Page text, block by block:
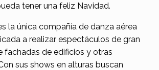
tener una feliz Navidad.
la única compañía de danza aérea
a realizar espectáculos de gran
fachadas de edificios y otras
sus shows en alturas buscan